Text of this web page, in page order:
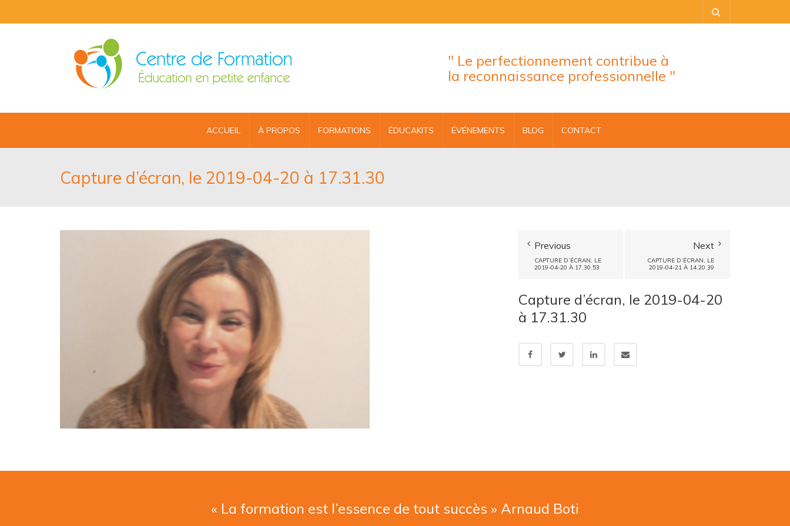
" Le perfectionnement contribue à
la reconnaissance professionnelle "
ACCUEIL À PROPOS FORMATIONS ÉDUCAKITS ÉVÉNEMENTS BLOG CONTACT
Capture d’écran, le 2019-04-20 à 17.31.30
Previous
CAPTURE D’ÉCRAN, LE
2019-04-20 À 17.30.53
Next
CAPTURE D’ÉCRAN, LE
2019-04-21 À 14.20.39
Capture d’écran, le 2019-04-20
à 17.31.30
« La formation est l’essence de tout succès » Arnaud Boti